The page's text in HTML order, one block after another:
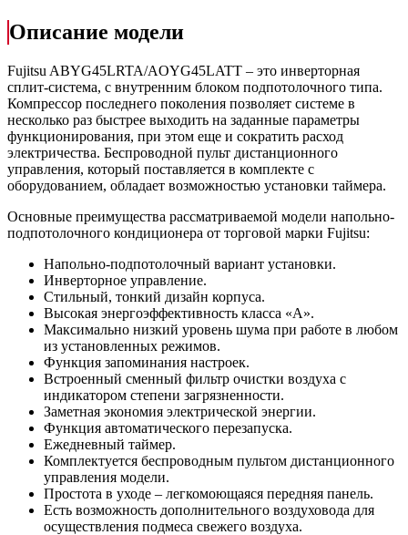
Описание модели
Fujitsu ABYG45LRTA/AOYG45LATT – это инверторная
сплит-система, с внутренним блоком подпотолочного типа.
Компрессор последнего поколения позволяет системе в
несколько раз быстрее выходить на заданные параметры
функционирования, при этом еще и сократить расход
электричества. Беспроводной пульт дистанционного
управления, который поставляется в комплекте с
оборудованием, обладает возможностью установки таймера.
Основные преимущества рассматриваемой модели напольно-
подпотолочного кондиционера от торговой марки Fujitsu:
Напольно-подпотолочный вариант установки.
Инверторное управление.
Стильный, тонкий дизайн корпуса.
Высокая энергоэффективность класса «А».
Максимально низкий уровень шума при работе в любом
из установленных режимов.
Функция запоминания настроек.
Встроенный сменный фильтр очистки воздуха с
индикатором степени загрязненности.
Заметная экономия электрической энергии.
Функция автоматического перезапуска.
Ежедневный таймер.
Комплектуется беспроводным пультом дистанционного
управления модели.
Простота в уходе – легкомоющаяся передняя панель.
Есть возможность дополнительного воздуховода для
осуществления подмеса свежего воздуха.